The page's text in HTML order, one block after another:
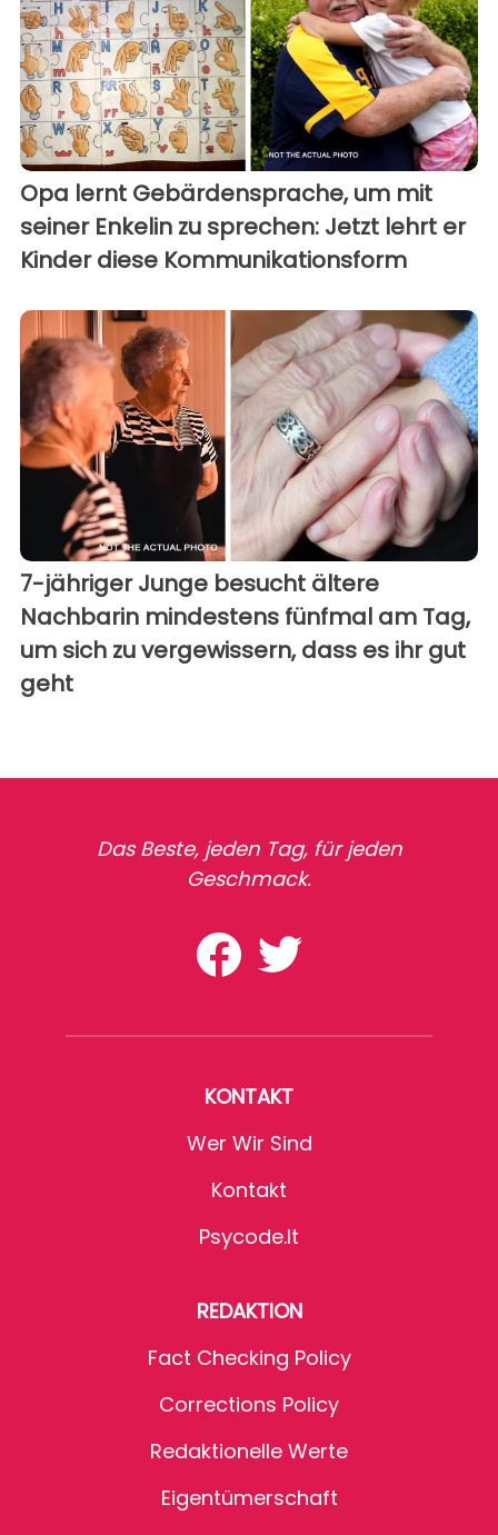
Opa lernt Gebärdensprache, um mit
seiner Enkelin zu sprechen: Jetzt lehrt er
Kinder diese Kommunikationsform
7-jähriger Junge besucht ältere
Nachbarin mindestens fünfmal am Tag,
um sich zu vergewissern, dass es ihr gut
geht
Das Beste, jeden Tag, für jeden
Geschmack.
KONTAKT
Wer Wir Sind
Kontakt
Psycode.it
REDAKTION
Fact Checking Policy
Corrections Policy
Redaktionelle Werte
Eigentümerschaft